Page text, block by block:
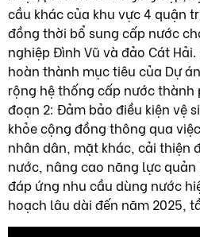
cầu khác của khu vực 4 quận
đồng thời bổ sung cấp nước
nghiệp Đình Vũ và đảo Cát
hoàn thành mục tiêu của Dự
rộng hệ thống cấp nước thành
đoạn 2: Đảm bảo điều kiện vệ
khỏe cộng đồng thông qua
nhân dân, mặt khác, cải thiện
nước, nâng cao năng lực
đáp ứng nhu cầu dùng nước
hoạch lâu dài đến năm 2025,